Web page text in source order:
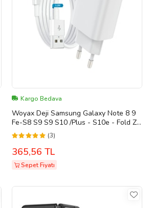
Kargo Bedava
Woyax Deji Samsung Galaxy Note 8 9
Fe-S8 S9 S9 S10 /Plus - S10e - Fold Z
Flip/3 Hızlı Şarj Aleti Type-C (Beyaz)
(3)
365,56 TL
Sepet Fiyatı